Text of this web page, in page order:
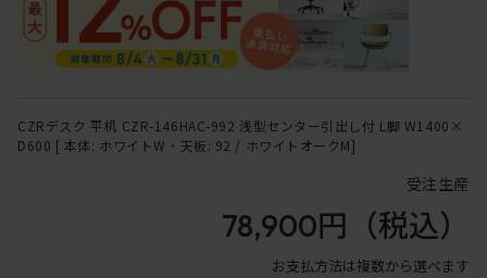
CZRデスク 平机 CZR-146HAC-992 浅型センター引出し付 L脚 W1400×
D600 [ 本体: ホワイトW・天板: 92 / ホワイトオークM]
受注生産
78,900円 （税込）
お支払方法は複数から選べます